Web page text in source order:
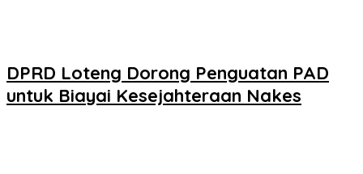
DPRD Loteng Dorong Penguatan PAD
untuk Biayai Kesejahteraan Nakes